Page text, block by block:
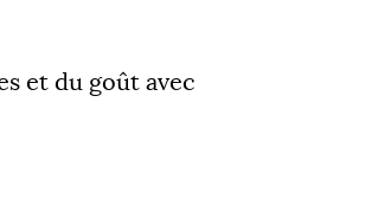
et du goût avec